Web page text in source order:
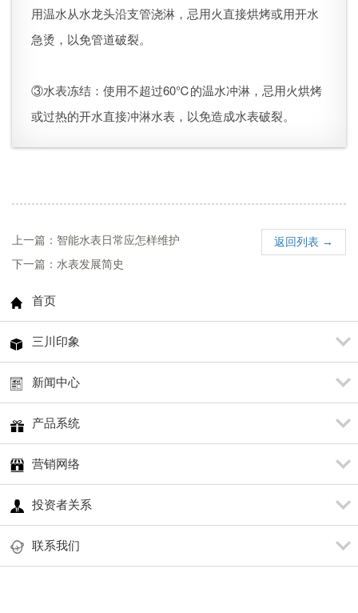
用温水从水龙头沿支管浇淋，忌用火直接烘烤或用开水
急烫，以免管道破裂。
③水表冻结：使用不超过60℃的温水冲淋，忌用火烘烤
或过热的开水直接冲淋水表，以免造成水表破裂。
上一篇：智能水表日常应怎样维护
下一篇：水表发展简史
返回列表 →
首页
三川印象
新闻中心
产品系统
营销网络
投资者关系
联系我们